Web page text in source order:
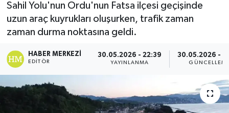
Sahil Yolu'nun Ordu'nun Fatsa ilçesi geçişinde
uzun araç kuyrukları oluşurken, trafik zaman
zaman durma noktasına geldi.
HABER MERKEZI
EDITÖR
30.05.2026 - 22:39
YAYINLANMA
30.05.2026 -
Dünya
Eğitim
Ekonomi
Eleman
Son Dakika Haberleri
Haber Arşivi